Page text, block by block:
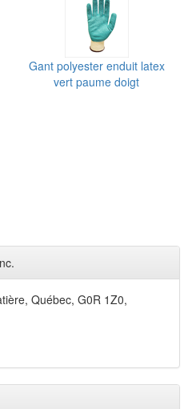
Gant polyester enduit latex
vert paume doigt
Québec, G0R 1Z0,